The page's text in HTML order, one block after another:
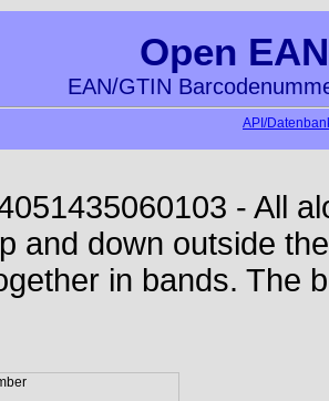
Open
EAN/GTIN
API/
- All
and down outside
in bands. The